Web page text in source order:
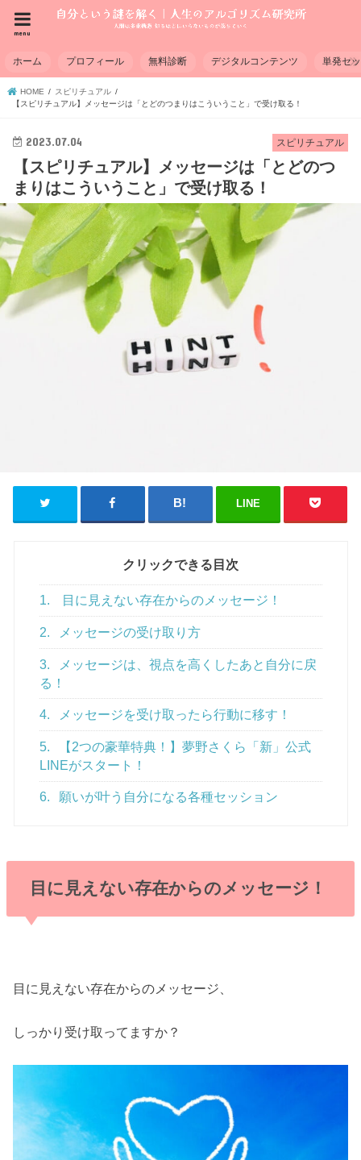
menu
ホーム プロフィール 無料診断 デジタルコンテンツ 単発セ
HOME
スピリチュアル
【スピリチュアル】メッセージは「とどのつまりはこういうこと」で受け取る！
スピリチュアル
2023.07.04
【スピリチュアル】メッセージは「とどのつ
まりはこういうこと」で受け取る！
LINE
クリックできる目次
1. 目に見えない存在からのメッセージ！
2. メッセージの受け取り方
3.
メッセージは、視点を高くしたあと自分に戻
る！
4. メッセージを受け取ったら行動に移す！
5.
【2つの豪華特典！】夢野さくら「新」公式
LINEがスタート！
6. 願いが叶う自分になる各種セッション
目に見えない存在からのメッセージ！
目に見えない存在からのメッセージ、
しっかり受け取ってますか？